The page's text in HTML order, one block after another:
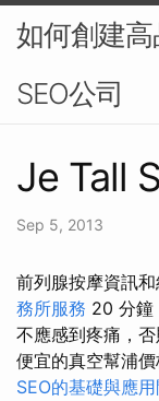
如何創建
SEO公司
Je Tall
Sep 5, 2013
前列腺按摩資訊
務所服務 20 分鐘
不應感到疼痛，
便宜的真空幫浦
SEO的基礎與應